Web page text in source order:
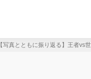
【写真とともに振り返る】王者